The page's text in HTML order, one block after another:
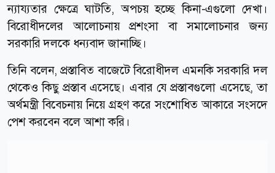
ন্যায্যতার ক্ষেত্রে ঘাটতি, অপচয় হচ্ছে কিনা-এগুলো দেখা।
বিরোধীদলের আলোচনায় প্রশংসা বা সমালোচনার জন্য
সরকারি দলকে ধন্যবাদ জানাচ্ছি।
তিনি বলেন, প্রস্তাবিত বাজেটে বিরোধীদল এমনকি সরকারি দল
থেকেও কিছু প্রস্তাব এসেছে। এবার যে প্রস্তাবগুলো এসেছে, তা
অর্থমন্ত্রী বিবেচনায় নিয়ে গ্রহণ করে সংশোধিত আকারে সংসদে
পেশ করবেন বলে আশা করি।